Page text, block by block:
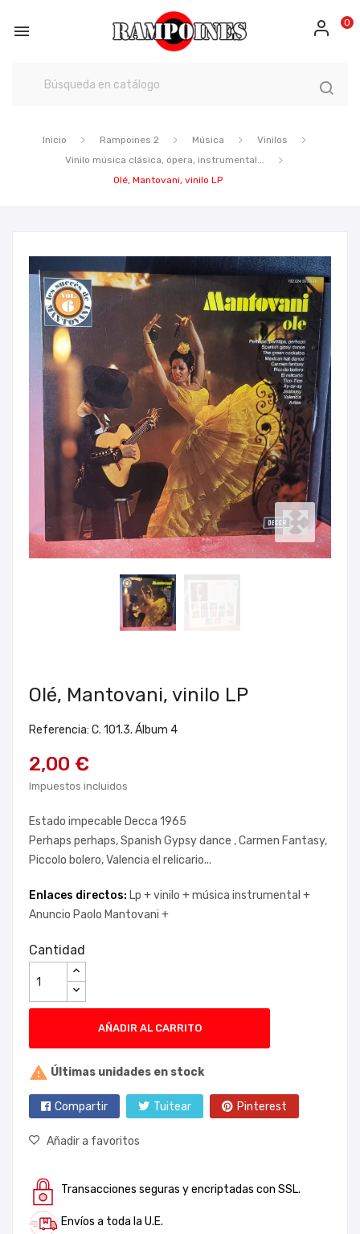
 0
Inicio Rampoines 2 Música
Vinilos
Vinilo música clásica, ópera, instrumental...
Olé, Mantovani, vinilo LP
Olé, Mantovani, vinilo LP
Referencia: C. 101.3. Álbum 4
2,00 €
Impuestos incluidos
Estado impecable Decca 1965
Perhaps perhaps, Spanish Gypsy dance , Carmen Fantasy,
Piccolo bolero, Valencia el relicario...
Enlaces directos: Lp +vinilo +música instrumental +
Anuncio Paolo Mantovani +
Cantidad
AÑADIR AL CARRITO
 Últimas unidades en stock
Compartir Tuitear Pinterest
Añadir a favoritos
Transacciones seguras y encriptadas con SSL.
Envíos a toda la U.E.